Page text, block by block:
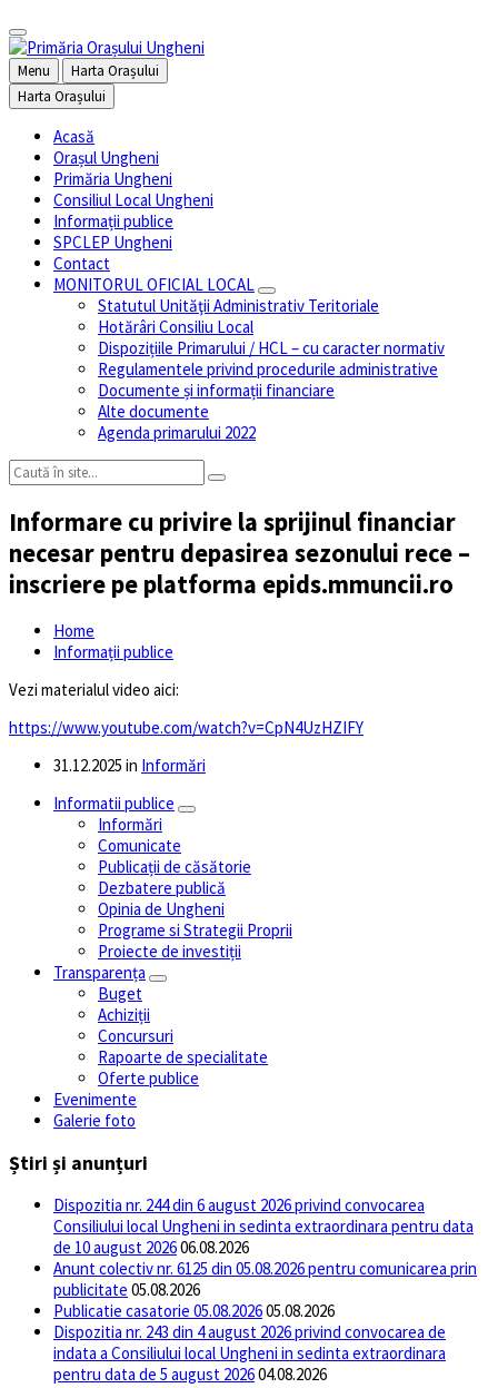
Menu
Harta Orașului
Harta Orașului
Acasă
Orașul Ungheni
Primăria Ungheni
Consiliul Local Ungheni
Informații publice
SPCLEP Ungheni
Contact
MONITORUL OFICIAL LOCAL
Statutul Unităţii Administrativ Teritoriale
Hotărâri Consiliu Local
Dispozițiile Primarului / HCL – cu caracter normativ
Regulamentele privind procedurile administrative
Documente și informații financiare
Alte documente
Agenda primarului 2022
Informare cu privire la sprijinul financiar
necesar pentru depasirea sezonului rece –
inscriere pe platforma epids.mmuncii.ro
Home
Informații publice
Vezi materialul video aici:
https://www.youtube.com/watch?v=CpN4UzHZIFY
31.12.2025 in Informări
Informatii publice
Informări
Comunicate
Publicații de căsătorie
Dezbatere publică
Opinia de Ungheni
Programe si Strategii Proprii
Proiecte de investiții
Transparența
Buget
Achiziții
Concursuri
Rapoarte de specialitate
Oferte publice
Evenimente
Galerie foto
Știri și anunțuri
Dispozitia nr. 244 din 6 august 2026 privind convocarea
Consiliului local Ungheni in sedinta extraordinara pentru data
de 10 august 202606.08.2026
Anunt colectiv nr. 6125 din 05.08.2026 pentru comunicarea prin
publicitate 05.08.2026
Publicatie casatorie 05.08.202605.08.2026
Dispozitia nr. 243 din 4 august 2026 privind convocarea de
indata a Consiliului local Ungheni in sedinta extraordinara
pentru data de 5 august 202604.08.2026